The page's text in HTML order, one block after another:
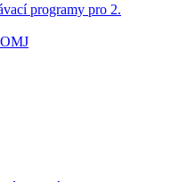
programy pro 2.